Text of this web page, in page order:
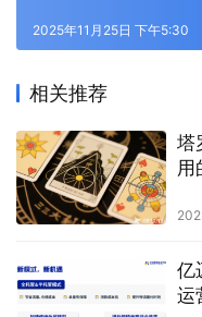
2025年11月25日 下午5:30
相关推荐
塔
用
亿
运